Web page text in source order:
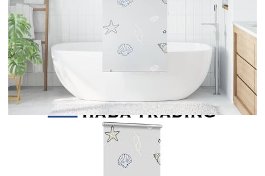
Ролетна щора за душ с касета
70x240 см Ширина на плата 66 см